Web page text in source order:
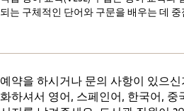
되는 구체적인 단어와 구문을 배우는 데
예약을 하시거나 문의 사항이 있으신
화하셔서 영어, 스페인어, 한국어, 중